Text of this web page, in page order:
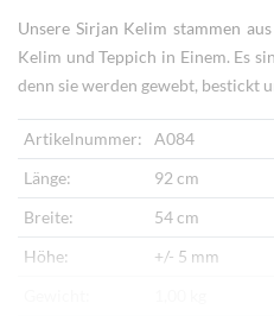
Unsere Sirjan Kelim stammen
Kelim und Teppich in Einem. Es
denn sie werden gewebt, bestickt
Artikelnummer:
A084
Länge:
92 cm
Breite:
54 cm
Höhe:
+/- 5 mm